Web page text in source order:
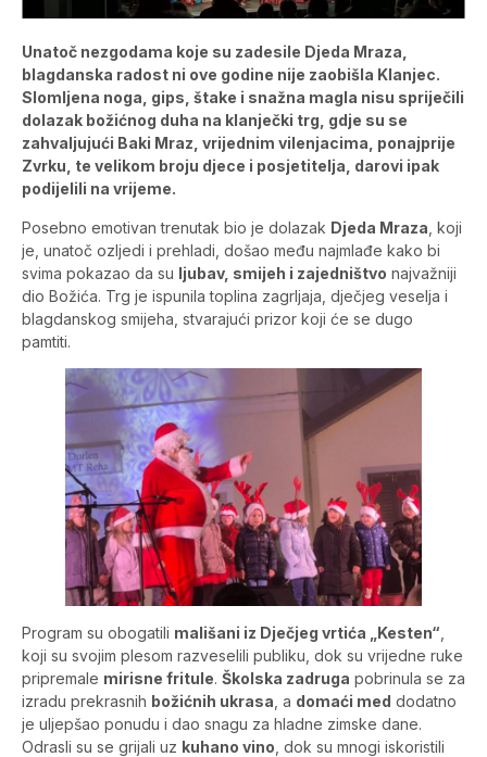
Unatoč nezgodama koje su zadesile Djeda Mraza,
blagdanska radost ni ove godine nije zaobišla Klanjec.
Slomljena noga, gips, štake i snažna magla nisu spriječili
dolazak božićnog duha na klanječki trg, gdje su se
zahvaljujući Baki Mraz, vrijednim vilenjacima, ponajprije
Zvrku, te velikom broju djece i posjetitelja, darovi ipak
podijelili na vrijeme.
Posebno emotivan trenutak bio je dolazak Djeda Mraza , koji
je, unatoč ozljedi i prehladi, došao među najmlađe kako bi
svima pokazao da su ljubav, smijeh i zajedništvo najvažniji
dio Božića. Trg je ispunila toplina zagrljaja, dječjeg veselja i
blagdanskog smijeha, stvarajući prizor koji će se dugo
pamtiti.
Program su obogatili mališani iz Dječjeg vrtića „Kesten“
koji su svojim plesom razveselili publiku, dok su vrijedne ruke
pripremale mirisne fritule. Školska zadruga pobrinula se za
izradu prekrasnih božićnih ukrasa , a domaći med dodatno
je uljepšao ponudu i dao snagu za hladne zimske dane.
Odrasli su se grijali uz kuhano vino , dok su mnogi iskoristili